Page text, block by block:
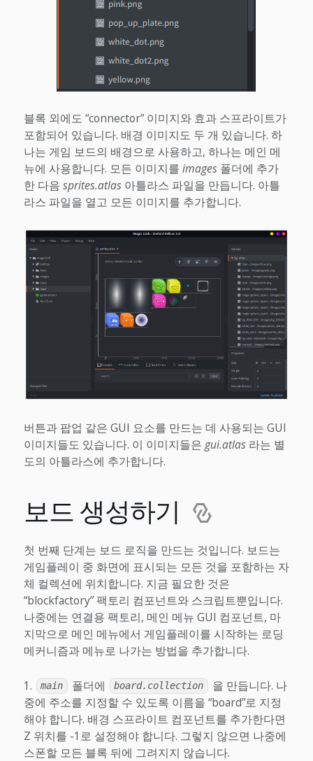
블록 외에도 “connector” 이미지와 효과 스프라이트가
포함되어 있습니다. 배경 이미지도 두 개 있습니다. 하
나는 게임 보드의 배경으로 사용하고, 하나는 메인 메
뉴에 사용합니다. 모든 이미지를 images폴더에 추가
한 다음 sprites.atlas아틀라스 파일을 만듭니다. 아틀
라스 파일을 열고 모든 이미지를 추가합니다.
버튼과 팝업 같은 GUI 요소를 만드는 데 사용되는 GUI
이미지들도 있습니다. 이 이미지들은gui.atlas라는 별
도의 아틀라스에 추가합니다.
보드 생성하기
첫 번째 단계는 보드 로직을 만드는 것입니다. 보드는
게임플레이 중 화면에 표시되는 모든 것을 포함하는 자
체 컬렉션에 위치합니다. 지금 필요한 것은
“blockfactory” 팩토리 컴포넌트와 스크립트뿐입니다.
나중에는 연결용 팩토리, 메인 메뉴 GUI 컴포넌트, 마
지막으로 메인 메뉴에서 게임플레이를 시작하는 로딩
메커니즘과 메뉴로 나가는 방법을 추가합니다.
main 폴더에 board.collection
을 만듭니다. 나
중에 주소를 지정할 수 있도록 이름을 “board”로 지정
해야 합니다. 배경 스프라이트 컴포넌트를 추가한다면
Z 위치를 -1로 설정해야 합니다. 그렇지 않으면 나중에
스폰할 모든 블록 뒤에 그려지지 않습니다.